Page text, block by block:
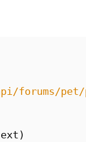
forums/
)